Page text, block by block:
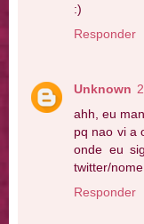
:)
Responder
Unknown
ahh, eu
pq nao vi a
onde eu
twitter/
Responder